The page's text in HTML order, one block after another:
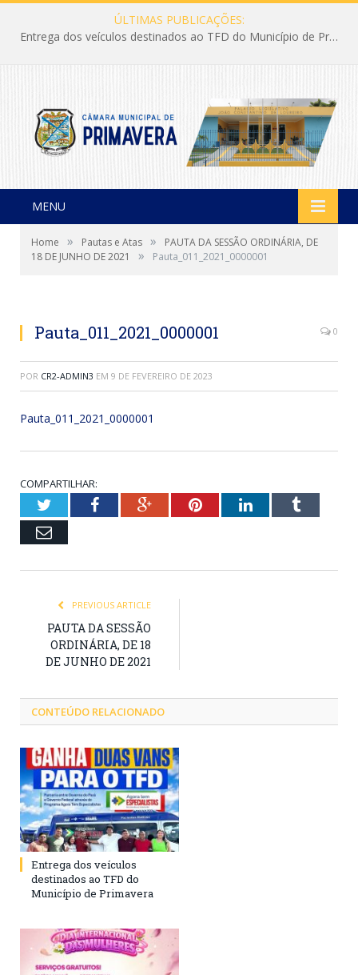
ÚLTIMAS PUBLICAÇÕES:
Entrega dos veículos destinados ao TFD do Município de Primavera
MENU
Home » Pautas e Atas »
PAUTA DA SESSÃO ORDINÁRIA, DE
18 DE JUNHO DE 2021
» Pauta_011_2021_0000001
Pauta_011_2021_0000001 0
POR CR2-ADMIN3 EM 9 DE FEVEREIRO DE 2023
Pauta_011_2021_0000001
COMPARTILHAR:
TwitterFacebookGoogle+PinterestLinkedInTumblr
Email
PREVIOUS ARTICLE
PAUTA DA SESSÃO
ORDINÁRIA, DE 18
DE JUNHO DE 2021
CONTEÚDO RELACIONADO
Entrega dos veículos
destinados ao TFD do
Município de Primavera